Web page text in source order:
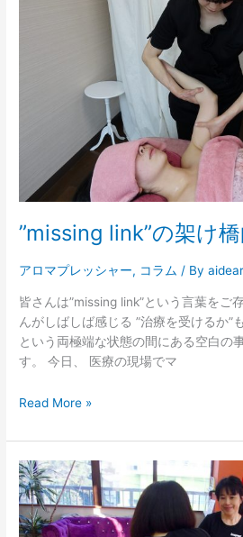
”missing link”の架け
アロマプレッシャー, コラム / Byaidear
皆さんは”missing link”という言葉をご
んがしばしば感じる ”治療を受けるか”
という両極端な状態の間にある空白の
す。 今日、 医療の現場でマ
Read More »
ア
ロ
マ
プ